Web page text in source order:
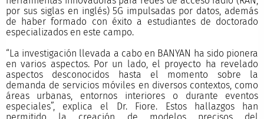
por sus siglas en inglés) 5G impulsadas por datos, además
de haber formado con éxito a estudiantes de doctorado
especializados en este campo.
“La investigación llevada a cabo en BANYAN ha sido pionera
en varios aspectos. Por un lado, el proyecto ha revelado
aspectos desconocidos hasta el momento sobre la
demanda de servicios móviles en diversos contextos, como
áreas urbanas, entornos interiores o durante eventos
especiales”, explica el Dr. Fiore. Estos hallazgos han
permitido la creación de modelos precisos del